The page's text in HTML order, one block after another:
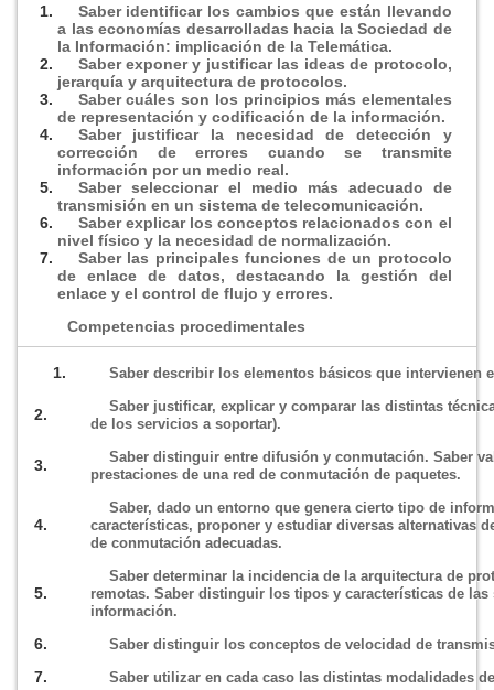
Saber identificar los cambios que están llevando
a las economí­as desarrolladas hacia la Sociedad de
la Información: implicación de la Telemática.
Saber exponer y justificar las ideas de protocolo,
jerarquí­a y arquitectura de protocolos.
Saber cuáles son los principios más elementales
de representación y codificación de la información.
Saber justificar la necesidad de detección y
corrección de errores cuando se transmite
información por un medio real.
Saber seleccionar el medio más adecuado de
transmisión en un sistema de telecomunicación.
Saber explicar los conceptos relacionados con el
nivel fí­sico y la necesidad de normalización.
Saber las principales funciones de un protocolo
de enlace de datos, destacando la gestión del
enlace y el control de flujo y errores.
Competencias procedimentales
1. Saber describir los elementos básicos que intervienen
2.
Saber justificar, explicar y comparar las distintas
de los servicios a soportar).
3.
Saber distinguir entre difusión y conmutación. Saber
prestaciones de una red de conmutación de paquetes.
4.
Saber, dado un entorno que genera cierto tipo de
caracterí­sticas, proponer y estudiar diversas alternativas
de conmutación adecuadas.
5.
Saber determinar la incidencia de la arquitectura de
remotas. Saber distinguir los tipos y caracterí­sticas de
información.
6. Saber distinguir los conceptos de velocidad de
7. Saber utilizar en cada caso las distintas modalidades